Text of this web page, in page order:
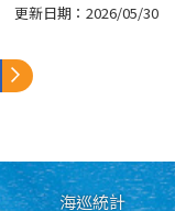
更新日期： 2026/05/30
海巡統計